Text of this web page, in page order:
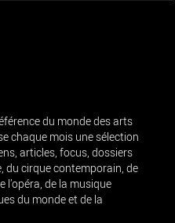
du monde des arts
chaque mois une sélection
articles, focus, dossiers
du cirque contemporain, de
l’opéra, de la musique
du monde et de la